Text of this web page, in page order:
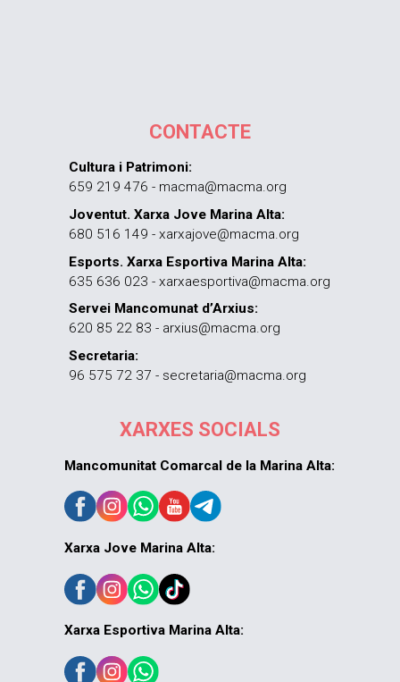
CONTACTE
Cultura i Patrimoni:
659 219 476 - macma@macma.org
Joventut. Xarxa Jove Marina Alta:
680 516 149 - xarxajove@macma.org
Esports. Xarxa Esportiva Marina Alta:
635 636 023 - xarxaesportiva@macma.org
Servei Mancomunat d’Arxius:
620 85 22 83 - arxius@macma.org
Secretaria:
96 575 72 37 - secretaria@macma.org
XARXES SOCIALS
Mancomunitat Comarcal de la Marina Alta:
Xarxa Jove Marina Alta:
Xarxa Esportiva Marina Alta: